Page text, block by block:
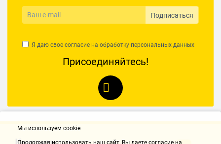
Подписаться
Я даю свое согласие на обработку персональных данных
Присоединяйтесь!
Мы используем cookie
Продолжая использовать наш cайт, Вы даете согласие на